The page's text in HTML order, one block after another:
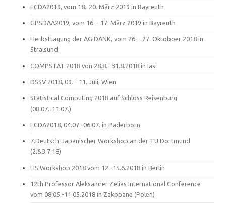
ECDA2019, vom 18.-20. März 2019 in Bayreuth
GPSDAA2019, vom 16. - 17. März 2019 in Bayreuth
Herbsttagung der AG DANK, vom 26. - 27. Oktoboer 2018 in
Stralsund
COMPSTAT 2018 von 28.8.- 31.8.2018 in Iasi
DSSV 2018, 09. - 11. Juli, Wien
Statistical Computing 2018 auf Schloss Reisenburg
(08.07.-11.07.)
ECDA2018, 04.07.-06.07. in Paderborn
7.Deutsch-Japanischer Workshop an der TU Dortmund
(2.&3.7.18)
LIS Workshop 2018 vom 12.-15.6.2018 in Berlin
12th Professor Aleksander Zelias International Conference
vom 08.05.-11.05.2018 in Zakopane (Polen)